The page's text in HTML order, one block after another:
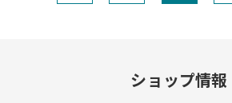
ショップ情報